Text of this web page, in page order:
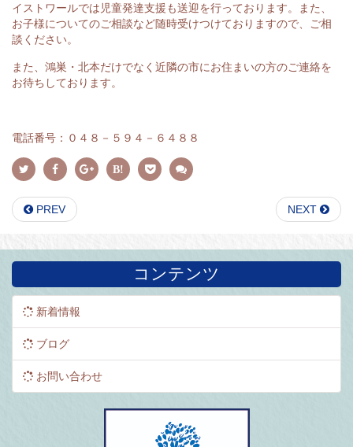
イストワールでは児童発達支援も送迎を行っております。また、
お子様についてのご相談など随時受けつけておりますので、ご相
談ください。
また、鴻巣・北本だけでなく近隣の市にお住まいの方のご連絡を
お待ちしております。
電話番号：０４８－５９４－６４８８
PREV NEXT
コンテンツ
新着情報
ブログ
お問い合わせ